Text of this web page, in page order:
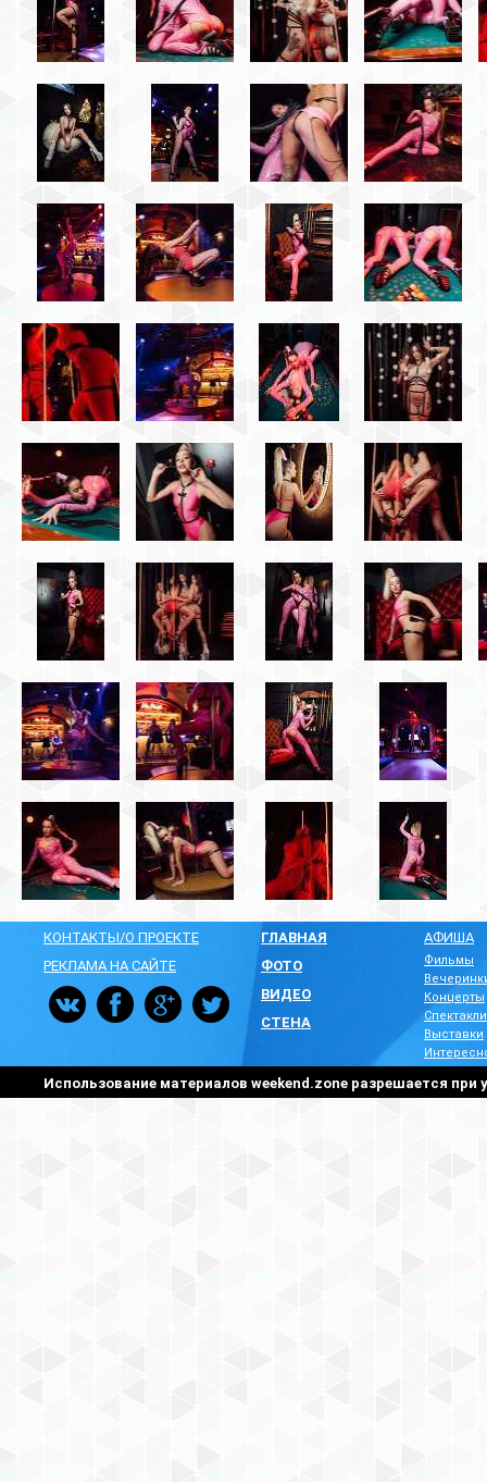
КОНТАКТЫ/О ПРОЕКТЕ
РЕКЛАМА НА САЙТЕ
ГЛАВНАЯ
ФОТО
ВИДЕО
СТЕНА
АФИША
Фильмы
Концерты
Спектакли
Выставки
Использование материалов weekend.zone разрешается